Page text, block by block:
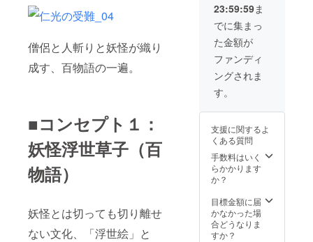
僧侶と人斬りと妖怪が織り
成す、百物語の一遍。
■コンセプト１：
妖怪浮世草子（百
物語）
妖怪とは切っても切り離せ
ない文化、「浮世絵」と
※「支援」の欄と
は別に、「協力
プロデュー
サー」としてお
名前を掲載させ
て頂きます。役
職名は若干変更
する可能性があ
ります。
23:59:59ま
でに集まっ
た金額が
ファンディ
ングされま
す。
支援に関するよ
くある質問
手数料はいく
らかかります
か？
目標金額に届
かなかった場
合どうなりま
すか？